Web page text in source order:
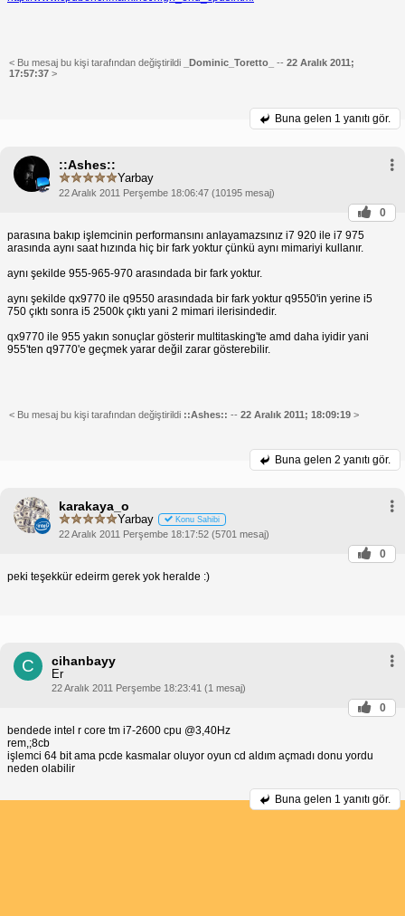
< Bu mesaj bu kişi tarafından değiştirildi _Dominic_Toretto_ -- 22 Aralık 2011;
17:57:37 >
Buna gelen 1 yanıtı gör.
::Ashes::
Yarbay
22 Aralık 2011 Perşembe 18:06:47 (10195 mesaj)
0
parasına bakıp işlemcinin performansını anlayamazsınız i7 920 ile i7 975
arasında aynı saat hızında hiç bir fark yoktur çünkü aynı mimariyi kullanır.
aynı şekilde 955-965-970 arasındada bir fark yoktur.
aynı şekilde qx9770 ile q9550 arasındada bir fark yoktur q9550'in yerine i5
750 çıktı sonra i5 2500k çıktı yani 2 mimari ilerisindedir.
qx9770 ile 955 yakın sonuçlar gösterir multitasking'te amd daha iyidir yani
955'ten q9770'e geçmek yarar değil zarar gösterebilir.
< Bu mesaj bu kişi tarafından değiştirildi ::Ashes:: -- 22 Aralık 2011; 18:09:19 >
Buna gelen 2 yanıtı gör.
karakaya_o
Yarbay Konu Sahibi
22 Aralık 2011 Perşembe 18:17:52 (5701 mesaj)
0
peki teşekkür edeirm gerek yok heralde :)
C cihanbayy
Er
22 Aralık 2011 Perşembe 18:23:41 (1 mesaj)
0
bendede intel r core tm i7-2600 cpu @3,40Hz
rem,;8cb
işlemci 64 bit ama pcde kasmalar oluyor oyun cd aldım açmadı donu yordu
neden olabilir
Buna gelen 1 yanıtı gör.